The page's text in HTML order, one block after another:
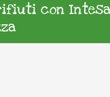
con